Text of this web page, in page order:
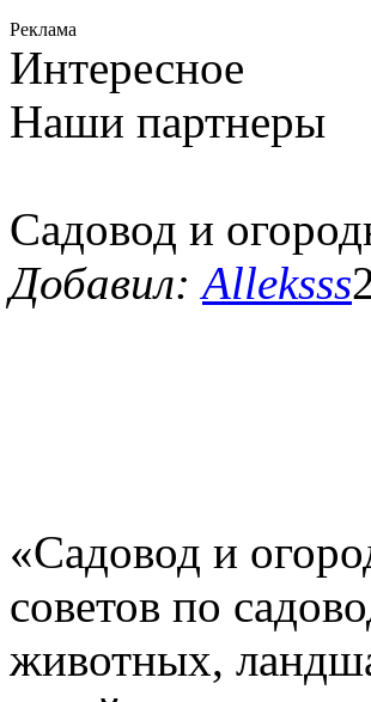
Реклама
Интересное
Наши партнеры
Садовод и
Добавил:Alleksss
«Садовод и
советов по
животных,